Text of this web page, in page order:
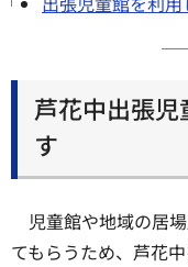
芦花中出張
す
児童館や地域の居
てもらうため、芦花